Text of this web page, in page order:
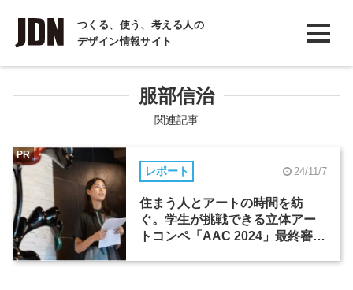
つくる、使う、考える人の
デザイン情報サイト
INTERVIEW
インタビュー
COLUMN
コラム
服部信治
関連記事
レポート 24/11/7
住まう人とアートの時間を紡
ぐ。学生が挑戦できる立体アー
トコンペ「AAC 2024」最終審査
PR